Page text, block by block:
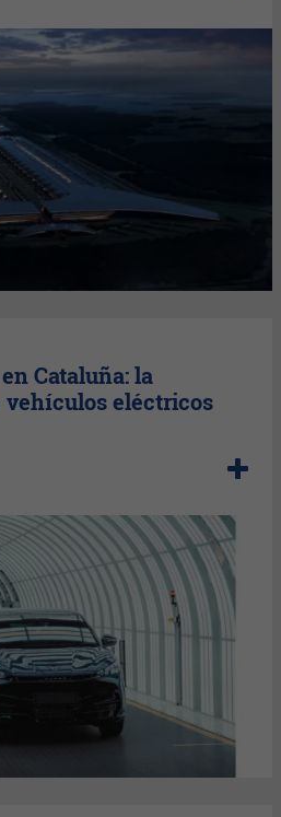
Cataluña: la
eléctricos